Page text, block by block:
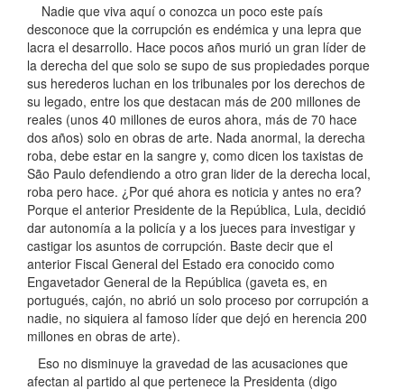
Nadie que viva aquí o conozca un poco este país
desconoce que la corrupción es endémica y una lepra que
lacra el desarrollo. Hace pocos años murió un gran líder de
la derecha del que solo se supo de sus propiedades porque
sus herederos luchan en los tribunales por los derechos de
su legado, entre los que destacan más de 200 millones de
reales (unos 40 millones de euros ahora, más de 70 hace
dos años) solo en obras de arte. Nada anormal, la derecha
roba, debe estar en la sangre y, como dicen los taxistas de
São Paulo defendiendo a otro gran lider de la derecha local,
roba pero hace. ¿Por qué ahora es noticia y antes no era?
Porque el anterior Presidente de la República, Lula, decidió
dar autonomía a la policía y a los jueces para investigar y
castigar los asuntos de corrupción. Baste decir que el
anterior Fiscal General del Estado era conocido como
Engavetador General de la República (gaveta es, en
portugués, cajón, no abrió un solo proceso por corrupción a
nadie, no siquiera al famoso líder que dejó en herencia 200
millones en obras de arte).
Eso no disminuye la gravedad de las acusaciones que
afectan al partido al que pertenece la Presidenta (digo